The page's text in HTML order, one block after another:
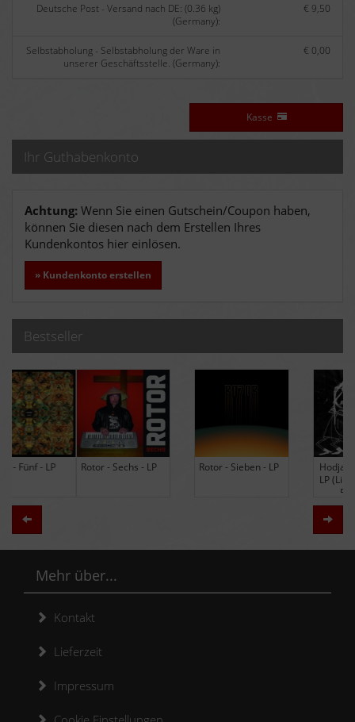
Deutsche Post - Versand nach DE: (0.36 kg)
(Germany):
€ 9,50
Selbstabholung - Selbstabholung der Ware in
unserer Geschäftsstelle. (Germany):
€ 0,00
Kasse
Ihr Guthabenkonto
Achtung: Wenn Sie einen Gutschein/Coupon haben,
können Sie diesen nach dem Erstellen Ihres
Kundenkontos hier einlösen.
» Kundenkonto erstellen
Bestseller
Rotor - Sechs - LP Rotor - Sieben - LP
Hodja - The Band -
LP (Limited Edition
Zurück
Mehr über...
Kontakt
Lieferzeit
Impressum